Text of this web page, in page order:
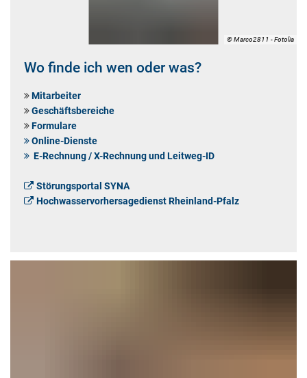
© Marco2811 - Fotolia
Wo finde ich wen oder was?
Mitarbeiter
Geschäftsbereiche
Formulare
Online-Dienste
E-Rechnung / X-Rechnung und Leitweg-ID
Störungsportal SYNA
Hochwasservorhersagedienst Rheinland-Pfalz